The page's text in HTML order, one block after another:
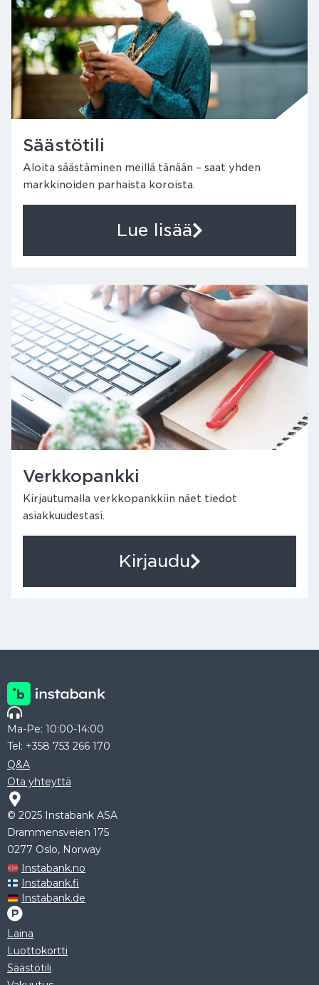
Säästötili
Aloita säästäminen meillä tänään – saat yhden
markkinoiden parhaista koroista.
Lue lisää
Verkkopankki
Kirjautumalla verkkopankkiin näet tiedot
asiakkuudestasi.
Kirjaudu
Ma-Pe: 10:00-14:00
Tel: +358 753 266 170
Q&A
Ota yhteyttä
© 2025 Instabank ASA
Drammensveien 175
0277 Oslo, Norway
Instabank.no
Instabank.fi
Instabank.de
Laina
Luottokortti
Säästötili